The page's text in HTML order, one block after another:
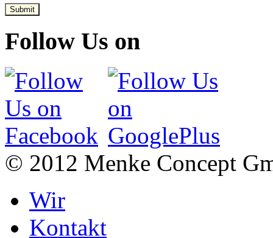
Submit
Follow Us on
© 2012 Menke Concept
Wir
Kontakt